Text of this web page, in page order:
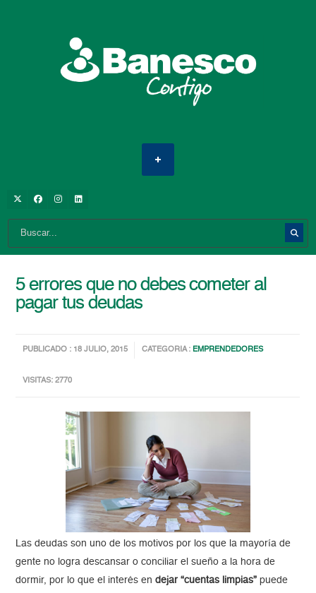
5 errores que no debes cometer al
pagar tus deudas
PUBLICADO : 18 JULIO, 2015 CATEGORIA : EMPRENDEDORES
VISITAS: 2770
Las deudas son uno de los motivos por los que la mayoría de
gente no logra descansar o conciliar el sueño a la hora de
dormir, por lo que el interés endejar “cuentas limpias” puede